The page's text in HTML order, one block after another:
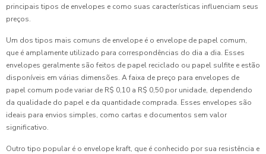
principais tipos de envelopes e como suas características influenciam seus
preços.
Um dos tipos mais comuns de envelope é o envelope de papel comum,
que é amplamente utilizado para correspondências do dia a dia. Esses
envelopes geralmente são feitos de papel reciclado ou papel sulfite e estão
disponíveis em várias dimensões. A faixa de preço para envelopes de
papel comum pode variar de R$ 0,10 a R$ 0,50 por unidade, dependendo
da qualidade do papel e da quantidade comprada. Esses envelopes são
ideais para envios simples, como cartas e documentos sem valor
significativo.
Outro tipo popular é o envelope kraft, que é conhecido por sua resistência e